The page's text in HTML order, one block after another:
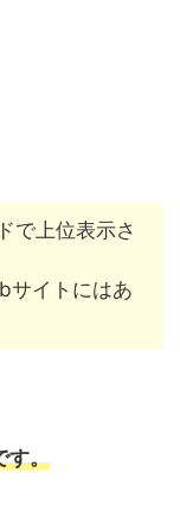
で上位表示さ
サイトにはあ
す。